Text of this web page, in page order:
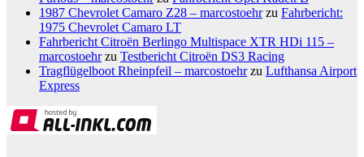
1987 Chevrolet Camaro Z28 – marcostoehrzu Fahrbericht:
1975 Chevrolet Camaro LT
Fahrbericht Citroën Berlingo Multispace XTR HDi 115 –
marcostoehrzu Testbericht Citroën DS3 Racing
Tragflügelboot Rheinpfeil – marcostoehrzu Lufthansa Airport
Express